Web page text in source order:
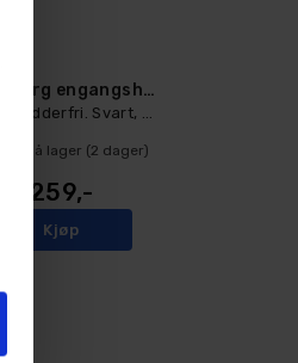
Granberg engangshanske Nitril - Robust!
Nitril, pudderfri. Svart, 100 stk, XL
Ikke på lager (2 dager)
259,-
Kjøp